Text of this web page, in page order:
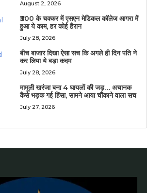
August 2, 2026
₹300 के चक्कर में एसएन मेडिकल कॉलेज आगरा में
हुआ ये काम, हर कोई हैरान
July 28, 2026
बीच बाजार दिखा ऐसा सच कि अगले ही दिन पति ने
कर लिया ये बड़ा कदम
July 28, 2026
मामूली खरंजा बना 4 घायलों की जड़… अचानक
कैसे भड़क गई हिंसा, सामने आया चौंकाने वाला सच
July 27, 2026